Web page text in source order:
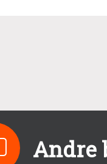
Andre